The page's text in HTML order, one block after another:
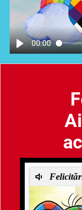
00:00